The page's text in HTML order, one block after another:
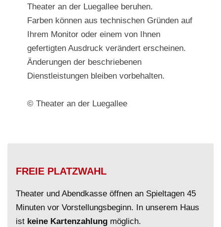
Theater an der Luegallee beruhen.
Farben können aus technischen Gründen auf
Ihrem Monitor oder einem von Ihnen
gefertigten Ausdruck verändert erscheinen.
Änderungen der beschriebenen
Dienstleistungen bleiben vorbehalten.
© Theater an der Luegallee
FREIE PLATZWAHL
Theater und Abendkasse öffnen an Spieltagen 45
Minuten vor Vorstellungsbeginn. In unserem Haus
ist keine Kartenzahlung möglich.